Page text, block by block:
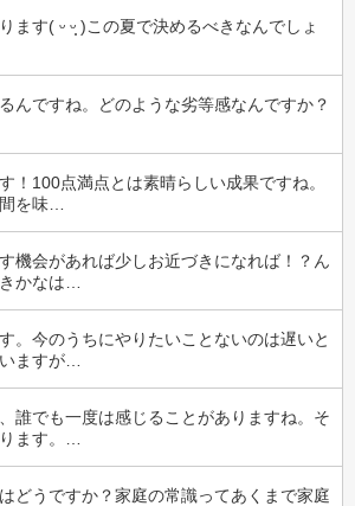
ます( ᵕ ᵕ̩̩ )この夏で決めるべきなんでしょ
んですね。どのような劣等感なんですか？
！100点満点とは素晴らしい成果ですね。
を味…
機会があれば少しお近づきになれば！？ん
かなは…
。今のうちにやりたいことないのは遅いと
ますが…
誰でも一度は感じることがありますね。そ
ます。…
どうですか？家庭の常識ってあくまで家庭